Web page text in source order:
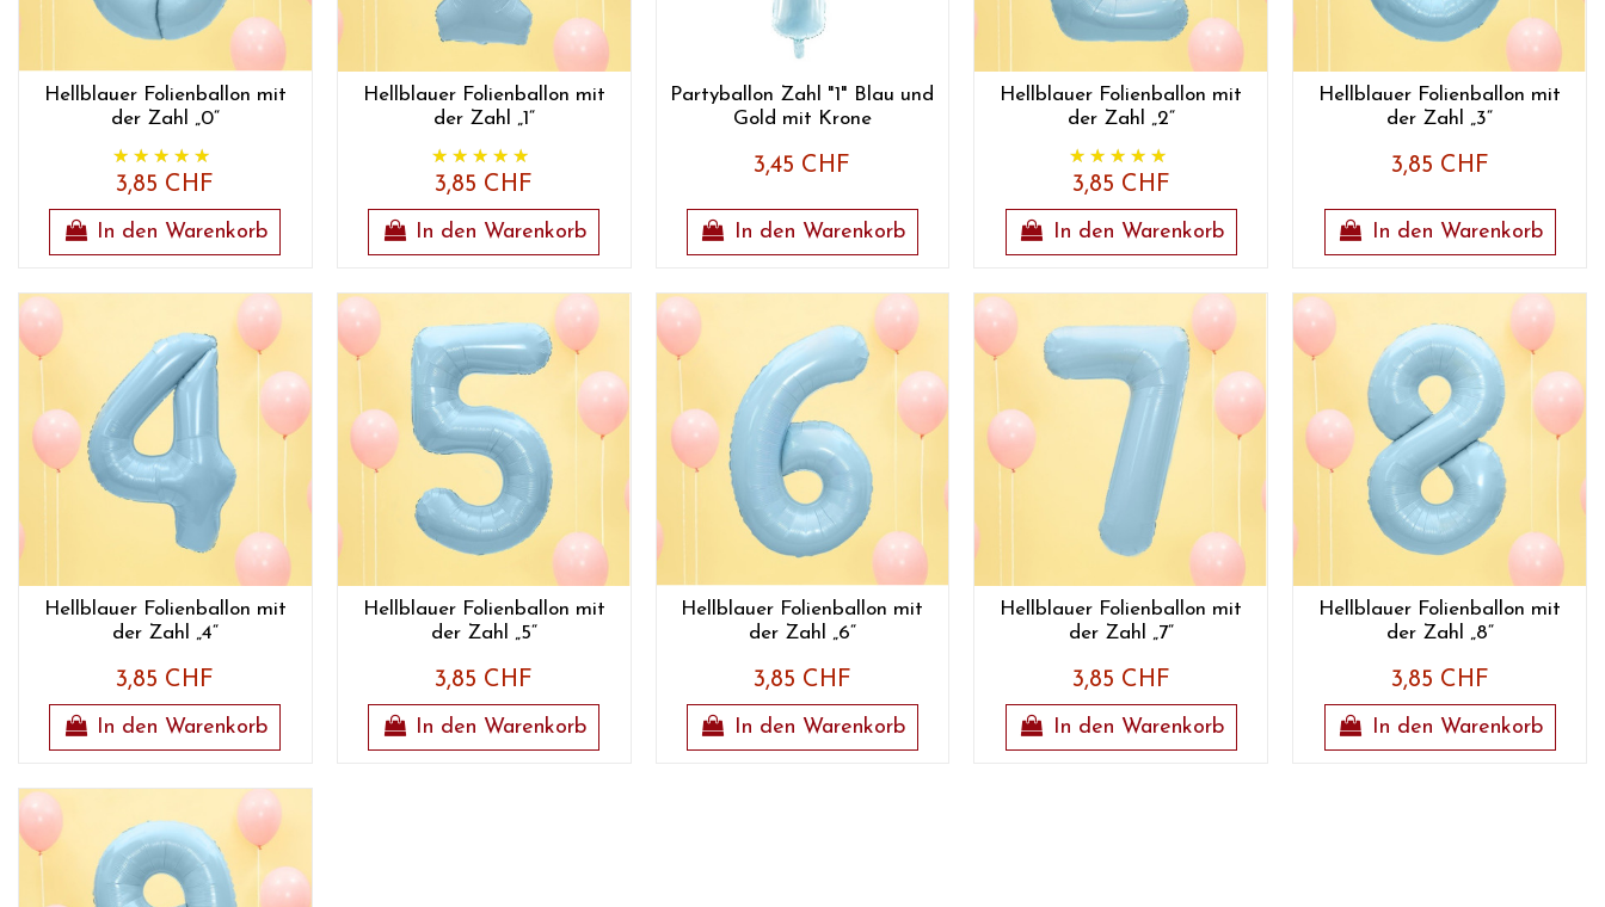
Hellblauer Folienballon mit
der Zahl „0“
3,85 CHF
In den Warenkorb
Hellblauer Folienballon mit
der Zahl „1“
3,85 CHF
In den Warenkorb
Partyballon Zahl "1" Blau und
Gold mit Krone
3,45 CHF
In den Warenkorb
Hellblauer Folienballon mit
der Zahl „2“
3,85 CHF
In den Warenkorb
Hellblauer Folienballon mit
der Zahl „3“
3,85 CHF
In den Warenkorb
Hellblauer Folienballon mit
der Zahl „4“
3,85 CHF
In den Warenkorb
Hellblauer Folienballon mit
der Zahl „5“
3,85 CHF
In den Warenkorb
Hellblauer Folienballon mit
der Zahl „6“
3,85 CHF
In den Warenkorb
Hellblauer Folienballon mit
der Zahl „7“
3,85 CHF
In den Warenkorb
Hellblauer Folienballon mit
der Zahl „8“
3,85 CHF
In den Warenkorb